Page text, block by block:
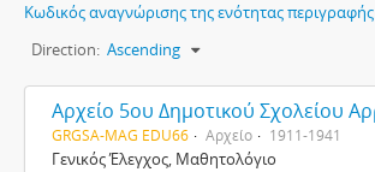
Κωδικός αναγνώρισης της ενότητας περιγραφής
Direction: Ascending
GRGSA-MAG EDU66 Αρχείο 1911-1941
Γενικός Έλεγχος, Μαθητολόγιο